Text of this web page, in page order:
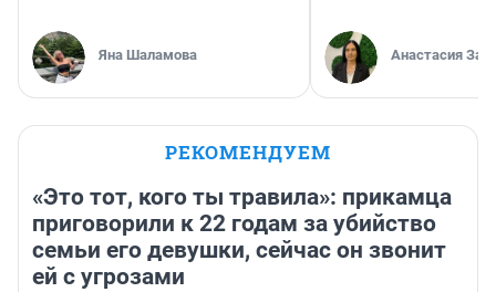
Яна Шаламова Анастасия
РЕКОМЕНДУЕМ
«Это тот, кого ты травила»: прикамца
приговорили к 22 годам за убийство
семьи его девушки, сейчас он звонит
ей с угрозами